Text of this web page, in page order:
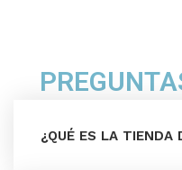
¿QUÉ ES LA TIENDA